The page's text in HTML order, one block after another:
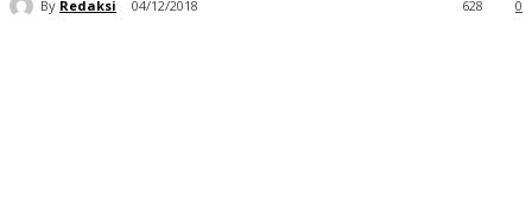
By Redaksi 04/12/2018 0
628